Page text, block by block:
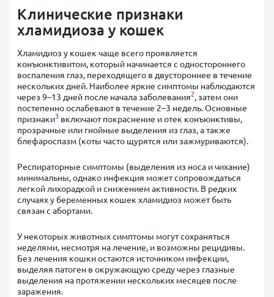
Клинические признаки
хламидиоза у кошек
Хламидиоз у кошек чаще всего проявляется
конъюнктивитом, который начинается с одностороннего
воспаления глаз, переходящего в двустороннее в течение
нескольких дней. Наиболее яркие симптомы наблюдаются
через 9–13 дней после начала заболевания2 , затем они
постепенно ослабевают в течение 2–3 недель. Основные
признаки3 включают покраснение и отек конъюнктивы,
прозрачные или гнойные выделения из глаз, а также
блефароспазм (коты часто щурятся или зажмуриваются).
Респираторные симптомы (выделения из носа и чихание)
минимальны, однако инфекция может сопровождаться
легкой лихорадкой и снижением активности. В редких
случаях у беременных кошек хламидиоз может быть
связан с абортами.
У некоторых животных симптомы могут сохраняться
неделями, несмотря на лечение, и возможны рецидивы.
Без лечения кошки остаются источником инфекции,
выделяя патоген в окружающую среду через глазные
выделения на протяжении нескольких месяцев после
заражения.